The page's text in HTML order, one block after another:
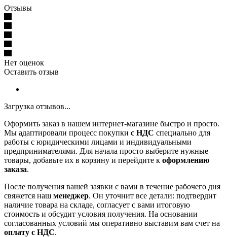
Отзывы
Нет оценок
Оставить отзыв
Загрузка отзывов...
Оформить заказ в нашем интернет-магазине быстро и просто.
Мы адаптировали процесс покупки с НДС специально для
работы с юридическими лицами и индивидуальными
предпринимателями. Для начала просто выберите нужные
товары, добавьте их в корзину и перейдите к оформлению
заказа.
После получения вашей заявки с вами в течение рабочего дня
свяжется наш менеджер. Он уточнит все детали: подтвердит
наличие товара на складе, согласует с вами итоговую
стоимость и обсудит условия получения. На основании
согласованных условий мы оперативно выставим вам счет на
оплату с НДС.